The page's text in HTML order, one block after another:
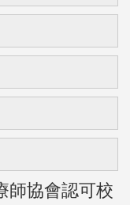
師協會認可校